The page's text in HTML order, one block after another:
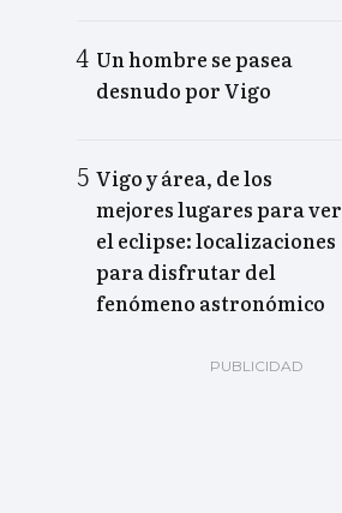
Un hombre se pasea
desnudo por Vigo
Vigo y área, de los
mejores lugares para ver
el eclipse: localizaciones
para disfrutar del
fenómeno astronómico